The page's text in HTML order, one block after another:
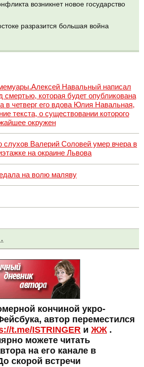
возникнет новое государство
разразится большая война
Навальный написал
смертью, которая будет опубликована
в четверг его вдова Юлия Навальная,
текста, о существовании которого
окружен
слухов Валерий Соловей умер вчера в
на окраине Львова
на волю маляву
кончиной укро-
автор переместился
t.me/ISTRINGER и ЖЖ.
можете читать
на его канале в
скорой встречи